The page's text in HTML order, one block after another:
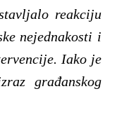
reakciju
nejednakosti i
Iako je
građanskog